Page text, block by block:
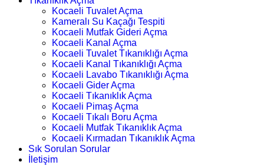
Kocaeli Tuvalet Açma
Kameralı Su Kaçağı Tespiti
Kocaeli Mutfak Gideri Açma
Kocaeli Kanal Açma
Kocaeli Tuvalet Tıkanıklığı Açma
Kocaeli Kanal Tıkanıklığı Açma
Kocaeli Lavabo Tıkanıklığı Açma
Kocaeli Gider Açma
Kocaeli Tıkanıklık Açma
Kocaeli Pimaş Açma
Kocaeli Tıkalı Boru Açma
Kocaeli Mutfak Tıkanıklık Açma
Kocaeli Kırmadan Tıkanıklık Açma
Sık Sorulan Sorular
İletişim